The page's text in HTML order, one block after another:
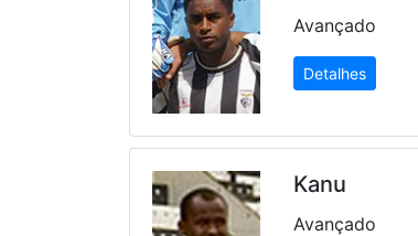
Avançado
Detalhes
Kanu
Avançado